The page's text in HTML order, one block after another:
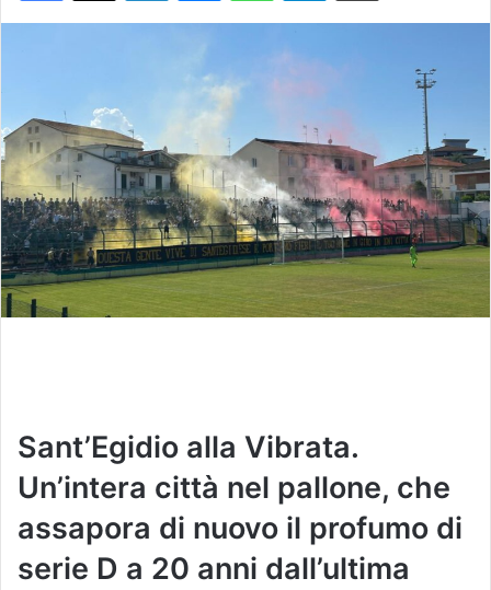
a
i
l
Sant’Egidio alla Vibrata.
Un’intera città nel pallone, che
assapora di nuovo il profumo di
serie D a 20 anni dall’ultima